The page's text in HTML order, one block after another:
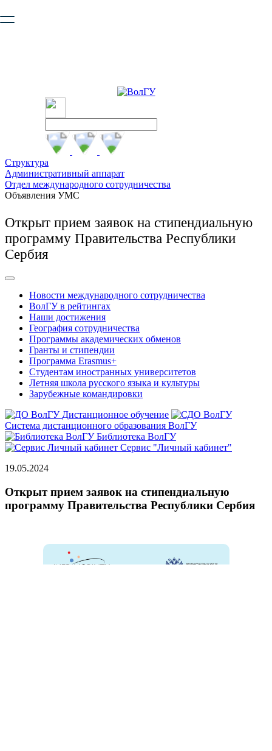
безопасную работу с сайтом. Пожалуйста
Структура
Административный аппарат
Отдел международного сотрудничества
Объявления УМС
Открыт прием заявок на стипендиальную
программу Правительства Республики
Сербия
Новости международного сотрудничества
ВолГУ в рейтингах
Наши достижения
География сотрудничества
Программы академических обменов
Гранты и стипендии
Программа Erasmus+
Студентам иностранных университетов
Летняя школа русского языка и культуры
Зарубежные командировки
Дистанционное обучение
Система дистанционного образования ВолГУ
Библиотека ВолГУ
Сервис "Личный кабинет"
19.05.2024
Открыт прием заявок на стипендиальную
программу Правительства Республики Сербия